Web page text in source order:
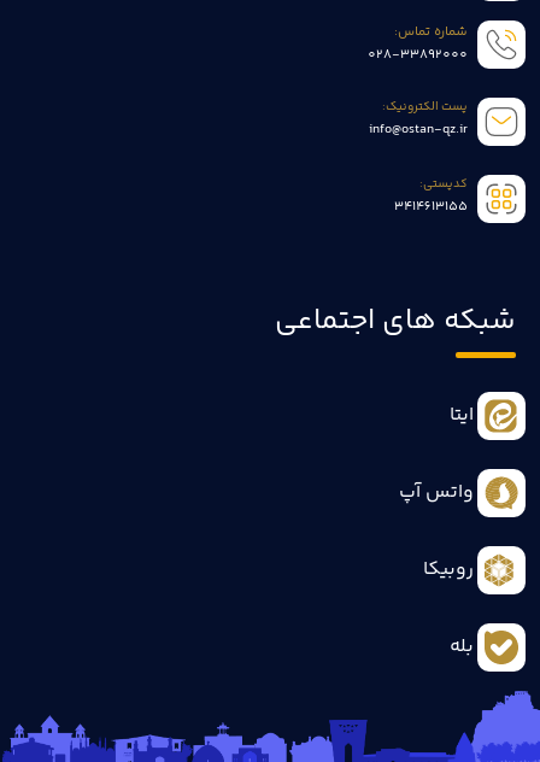
شماره تماس:
028-33892000
پست الکترونیک:
info@ostan-qz.ir
کدپستی:
3414613155
شبکه های اجتماعی
ایتا
واتس آپ
روبیکا
بله